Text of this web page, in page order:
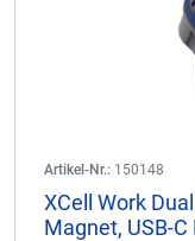
Artikel-Nr.: 150148
XCell Work
Magnet, USB-